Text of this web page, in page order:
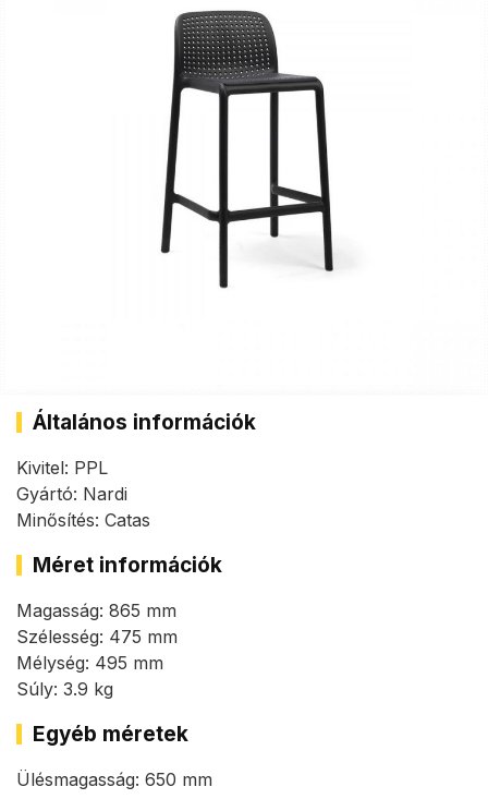
Általános információk
Kivitel: PPL
Gyártó: Nardi
Minősítés: Catas
Méret információk
Magasság: 865 mm
Szélesség: 475 mm
Mélység: 495 mm
Súly: 3.9 kg
Egyéb méretek
Ülésmagasság: 650 mm